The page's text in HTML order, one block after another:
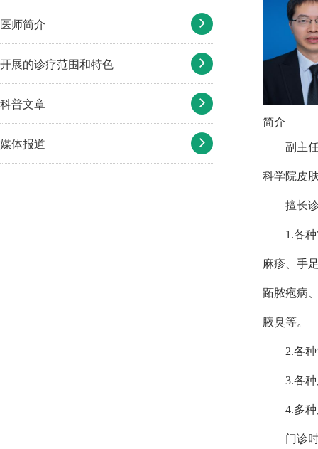
简介
副主
科学院皮
擅长
1.各
麻疹、手
跖脓疱病
腋臭等。
2.各
3.各
4.多
门诊
医师简介
开展的诊疗范围和特色
科普文章
媒体报道